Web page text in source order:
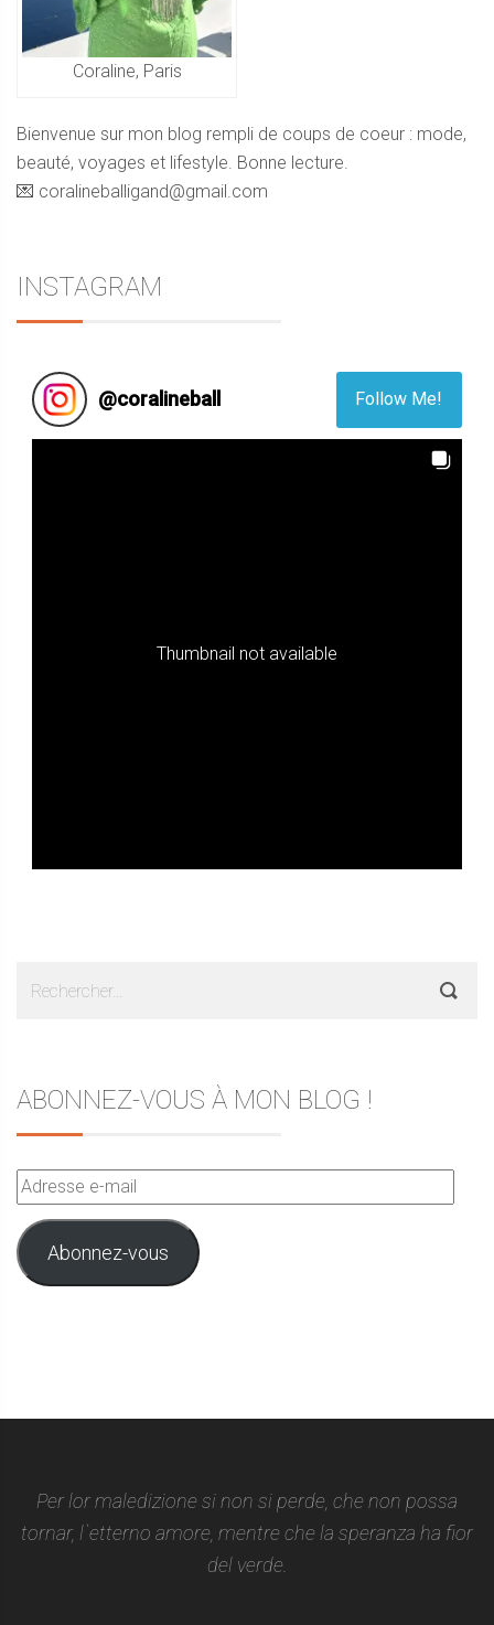
Coraline, Paris
Bienvenue sur mon blog rempli de coups de coeur : mode,
beauté, voyages et lifestyle. Bonne lecture.
💌 coralineballigand@gmail.com
INSTAGRAM
@coralineball Follow Me!
Thumbnail not available
ABONNEZ-VOUS À MON BLOG !
Adresse
e-
mail
Abonnez-vous
Per lor maledizione si non si perde, che non possa
tornar, l`etterno amore, mentre che la speranza ha fior
del verde.